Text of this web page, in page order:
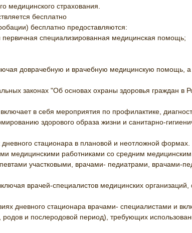
медицинского страхования.
бесплатно
бесплатно предоставляются:
специализированная медицинская помощь;
доврачебную и врачебную медицинскую помощь, а
законах "Об основах охраны здоровья граждан в
в себя мероприятия по профилактике,
здорового образа жизни и санитарно-
стационара в плановой и неотложной формах.
медицинскими работниками со средним медицинским
участковыми, врачами- педиатрами, врачами-
врачей-специалистов медицинских
дневного стационара врачами- специалистами и
родов и послеродовой период), требующих